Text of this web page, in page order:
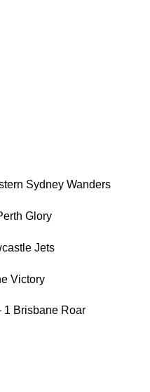
Sydney Wanders
Glory
Jets
Victory
1 Brisbane Roar